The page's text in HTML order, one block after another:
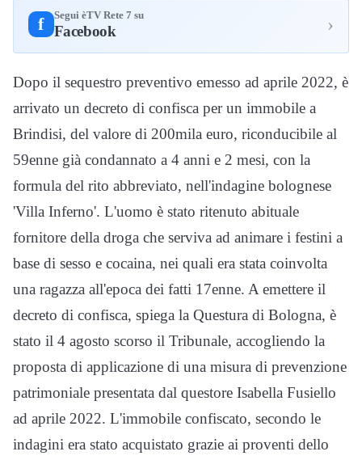
f Segui èTV Rete 7 su
Facebook ›
Dopo il sequestro preventivo emesso ad aprile 2022, è
arrivato un decreto di confisca per un immobile a
Brindisi, del valore di 200mila euro, riconducibile al
59enne già condannato a 4 anni e 2 mesi, con la
formula del rito abbreviato, nell'indagine bolognese
'Villa Inferno'. L'uomo è stato ritenuto abituale
fornitore della droga che serviva ad animare i festini a
base di sesso e cocaina, nei quali era stata coinvolta
una ragazza all'epoca dei fatti 17enne. A emettere il
decreto di confisca, spiega la Questura di Bologna, è
stato il 4 agosto scorso il Tribunale, accogliendo la
proposta di applicazione di una misura di prevenzione
patrimoniale presentata dal questore Isabella Fusiello
ad aprile 2022. L'immobile confiscato, secondo le
indagini era stato acquistato grazie ai proventi dello